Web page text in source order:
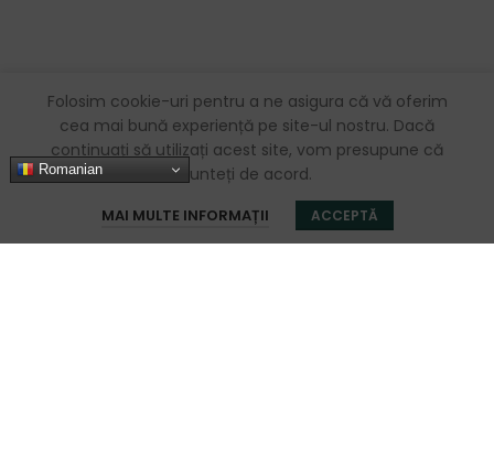
Folosim cookie-uri pentru a ne asigura că vă oferim
cea mai bună experiență pe site-ul nostru. Dacă
continuați să utilizați acest site, vom presupune că
sunteți de acord.
MAI MULTE INFORMAȚII ACCEPTĂ
Romanian
Coș Contul meu